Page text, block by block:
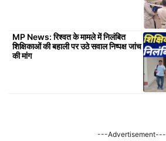
MP News: रिश्वत के मामले में निलंबित
शिक्षिकाओं की बहाली पर उठे सवाल निष्पक्ष जांच
की मांग
---Advertisement---